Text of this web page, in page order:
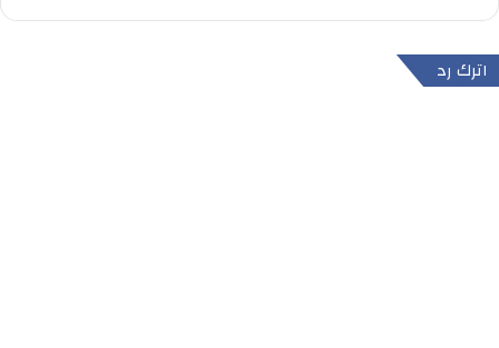
اترك رد